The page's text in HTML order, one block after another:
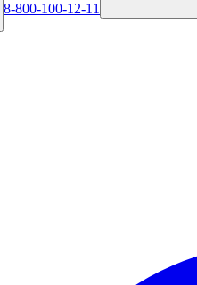
8-800-100-12-11